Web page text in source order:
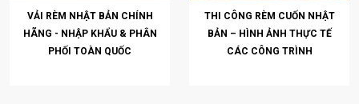
VẢI RÈM NHẬT BẢN CHÍNH
HÃNG - NHẬP KHẨU & PHÂN
PHỐI TOÀN QUỐC
THI CÔNG RÈM CUỐN NHẬT
BẢN – HÌNH ẢNH THỰC TẾ
CÁC CÔNG TRÌNH